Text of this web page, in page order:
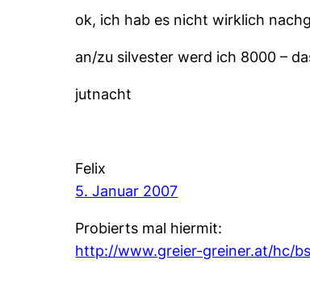
ok, ich hab es nicht wirklich
an/zu silvester werd ich 8000 –
jutnacht
Felix
5. Januar 2007
Probierts mal hiermit:
http://www.greier-greiner.at/hc/